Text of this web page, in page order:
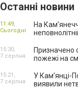
Останні новини
На
11:49,
Сьогодні
Призначено
пожежі на
15:30,
7 серпня
У Кам’янці-
виявили
15:21,
7 серпня